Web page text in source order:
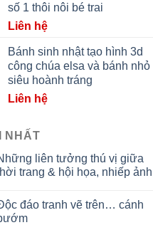
số 1 thôi nôi bé trai
Liên hệ
Bánh sinh nhật tạo hình 3d
công chúa elsa và bánh nhỏ
siêu hoành tráng
Liên hệ
NHẤT
liên tưởng thú vị giữa
trang & hội họa, nhiếp ảnh
đáo tranh vẽ trên… cánh